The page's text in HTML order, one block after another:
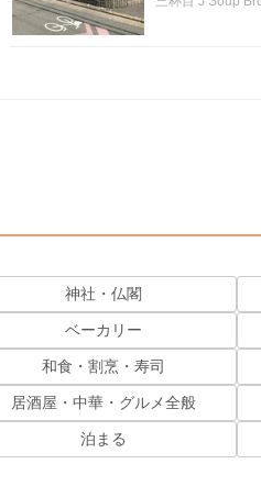
神社・仏閣
ベーカリー
和食・割烹・寿司
居酒屋・中華・グルメ全般
泊まる